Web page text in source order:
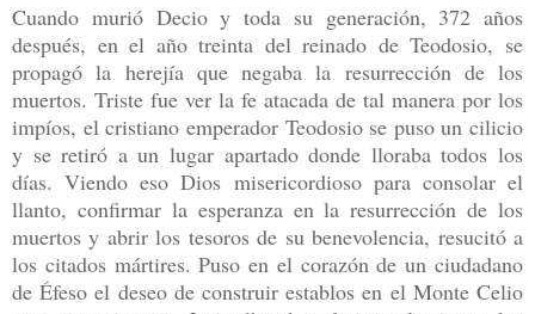
Cuando murió Decio y toda su generación, 372 años
después, en el año treinta del reinado de Teodosio, se
propagó la herejía que negaba la resurrección de los
muertos. Triste fue ver la fe atacada de tal manera por los
impíos, el cristiano emperador Teodosio se puso un cilicio
y se retiró a un lugar apartado donde lloraba todos los
días. Viendo eso Dios misericordioso para consolar el
llanto, confirmar la esperanza en la resurrección de los
muertos y abrir los tesoros de su benevolencia, resucitó a
los citados mártires. Puso en el corazón de un ciudadano
de Éfeso el deseo de construir establos en el Monte Celio